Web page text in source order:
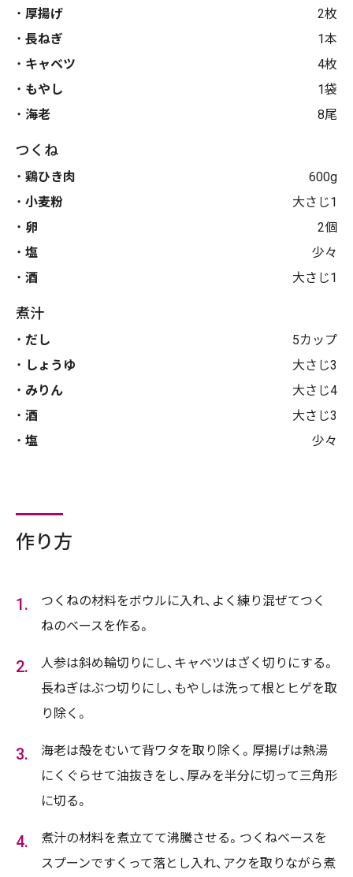
厚揚げ
2枚
長ねぎ
1本
キャベツ
4枚
もやし
1袋
海老
8尾
つくね
鶏ひき肉
600g
小麦粉
大さじ1
卵
2個
塩
少々
酒
大さじ1
煮汁
だし
5カップ
しょうゆ
大さじ3
みりん
大さじ4
酒
大さじ3
塩
少々
作り方
つくねの材料をボウルに入れ、よく練り混ぜてつく
ねのベースを作る。
人参は斜め輪切りにし、キャベツはざく切りにする。
長ねぎはぶつ切りにし、もやしは洗って根とヒゲを取
り除く。
海老は殻をむいて背ワタを取り除く。厚揚げは熱湯
にくぐらせて油抜きをし、厚みを半分に切って三角形
に切る。
煮汁の材料を煮立てて沸騰させる。つくねベースを
スプーンですくって落とし入れ、アクを取りながら煮